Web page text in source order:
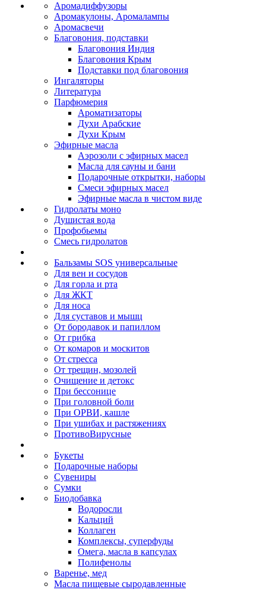
Аромадиффузоры
Аромакулоны, Аромалампы
Аромасвечи
Благовония, подставки
Благовония Индия
Благовония Крым
Подставки под благовония
Ингаляторы
Литература
Парфюмерия
Ароматизаторы
Духи Арабские
Духи Крым
Эфирные масла
Аэрозоли с эфирных масел
Масла для сауны и бани
Подарочные открытки, наборы
Смеси эфирных масел
Эфирные масла в чистом виде
Гидролаты моно
Душистая вода
Профобьемы
Смесь гидролатов
Бальзамы SOS универсальные
Для вен и сосудов
Для горла и рта
Для ЖКТ
Для носа
Для суставов и мышц
От бородавок и папиллом
От грибка
От комаров и москитов
От стресса
От трещин, мозолей
Очищение и детокс
При бессонице
При головной боли
При ОРВИ, кашле
При ушибах и растяжениях
ПротивоВирусные
Букеты
Подарочные наборы
Сувениры
Сумки
Биодобавка
Водоросли
Кальций
Коллаген
Комплексы, суперфуды
Омега, масла в капсулах
Полифенолы
Варенье, мед
Масла пищевые сыродавленные